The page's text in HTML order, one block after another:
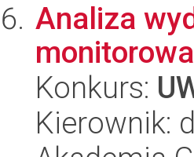
Analiza
Konkurs:
Kierownik: